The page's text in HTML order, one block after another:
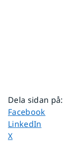
Dela sidan på:
Dela sidan på
Facebook
Dela sidan på
LinkedIn
Dela sidan på
X